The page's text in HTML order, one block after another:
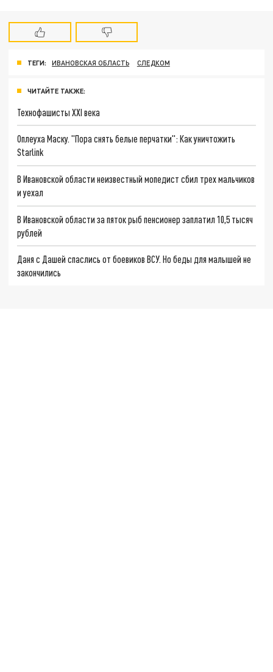
ТЕГИ: ИВАНОВСКАЯ ОБЛАСТЬ СЛЕДКОМ
ЧИТАЙТЕ ТАКЖЕ:
Технофашисты XXI века
Оплеуха Маску. "Пора снять белые перчатки": Как уничтожить
Starlink
В Ивановской области неизвестный мопедист сбил трех мальчиков
и уехал
В Ивановской области за пяток рыб пенсионер заплатил 10,5 тысяч
рублей
Даня с Дашей спаслись от боевиков ВСУ. Но беды для малышей не
закончились